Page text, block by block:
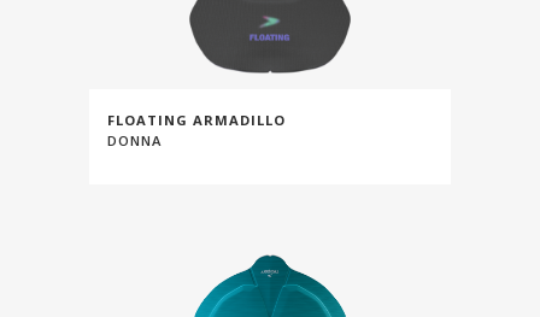
FLOATING ARMADILLO
DONNA